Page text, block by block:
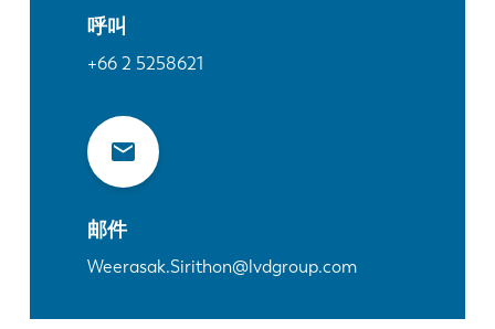
呼叫
+66 2 5258621
邮件
Weerasak.Sirithon@lvdgroup.com